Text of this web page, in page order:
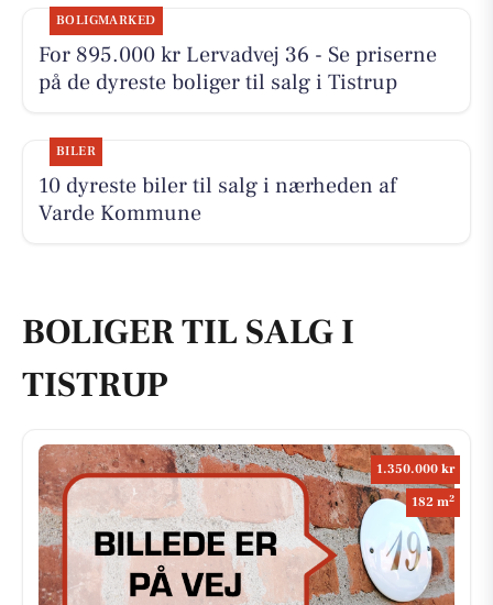
BOLIGMARKED
For 895.000 kr Lervadvej 36 - Se priserne
på de dyreste boliger til salg i Tistrup
BILER
10 dyreste biler til salg i nærheden af
Varde Kommune
BOLIGER TIL SALG I
TISTRUP
1.350.000 kr
182 m2